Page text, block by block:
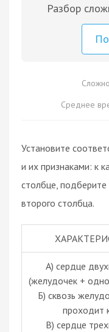
Разбор
Среднее
Установите
и их признаками: к
столбце,
второго столбца.
А) сердце
(желудочек +
Б) сквозь
проходит
В) сердце